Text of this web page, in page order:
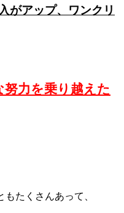
がアップ、ワンクリ
力を乗り越えた
たくさんあって、